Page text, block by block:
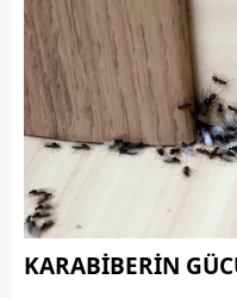
KARABİBERİN